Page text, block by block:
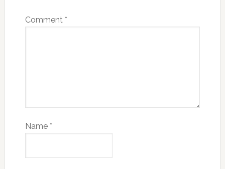
Comment *
Name *